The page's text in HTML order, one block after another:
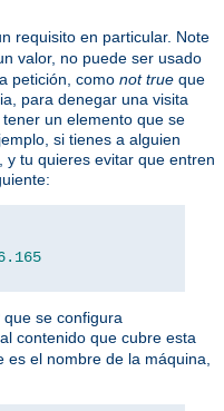
requisito en particular. Note
valor, no puede ser usado
petición, como not true que
para denegar una visita
un elemento que se
si tienes a alguien
tu quieres evitar que entren
se configura
contenido que cubre esta
es el nombre de la máquina,